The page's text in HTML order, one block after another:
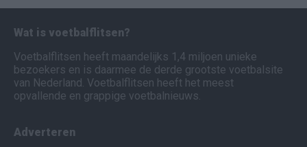
Wat is voetbalflitsen?
Voetbalflitsen heeft maandelijks 1,4 miljoen unieke
bezoekers en is daarmee de derde grootste voetbalsite
van Nederland. Voetbalflitsen heeft het meest
opvallende en grappige voetbalnieuws.
Adverteren